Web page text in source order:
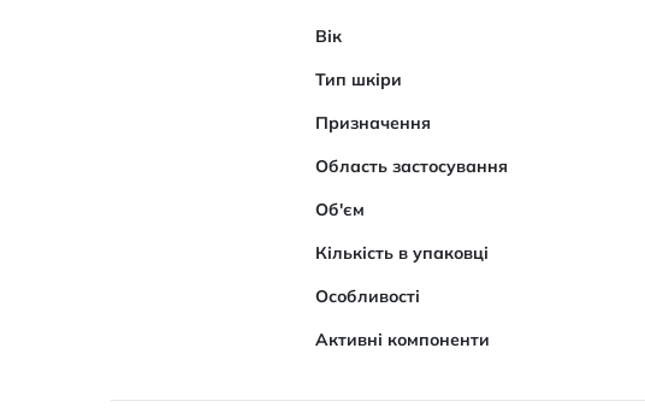
Вік
Тип шкіри
Призначення
Область застосування
Об'єм
Кількість в упаковці
Особливості
Активні компоненти